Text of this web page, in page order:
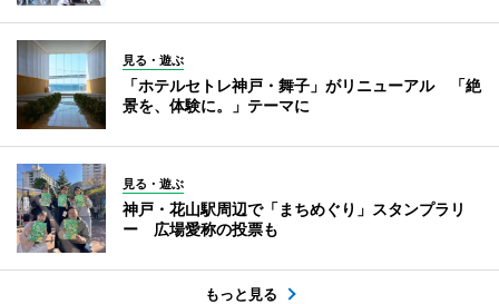
見る・遊ぶ
「ホテルセトレ神戸・舞子」がリニューアル 「絶
景を、体験に。」テーマに
見る・遊ぶ
神戸・花山駅周辺で「まちめぐり」スタンプラリ
ー 広場愛称の投票も
もっと見る